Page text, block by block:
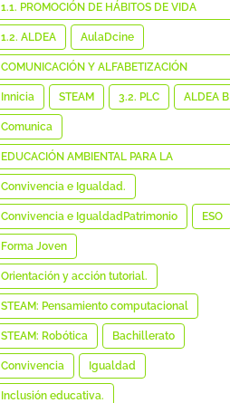
1.1. PROMOCIÓN DE HÁBITOS DE VIDA
SALUDABLE
1.2. ALDEA AulaDcine
COMUNICACIÓN Y ALFABETIZACIÓN
MEDIÁTICA E INFORMACIONAL
Innicia STEAM 3.2. PLC ALDEA B
Comunica
EDUCACIÓN AMBIENTAL PARA LA
SOSTENIBILIDAD
Convivencia e Igualdad.
Convivencia e IgualdadPatrimonio ESO
Forma Joven
Orientación y acción tutorial.
STEAM: Pensamiento computacional
STEAM: Robótica Bachillerato
Convivencia Igualdad
Inclusión educativa.